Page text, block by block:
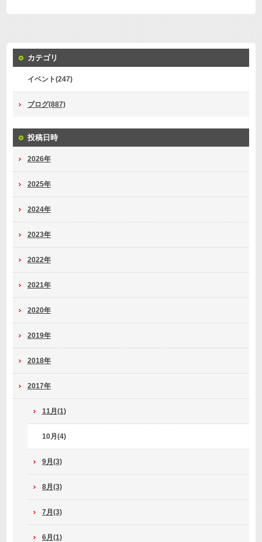
カテゴリ
イベント(247)
ブログ(887)
投稿日時
2026年
2025年
2024年
2023年
2022年
2021年
2020年
2019年
2018年
2017年
11月(1)
10月(4)
9月(3)
8月(3)
7月(3)
6月(1)